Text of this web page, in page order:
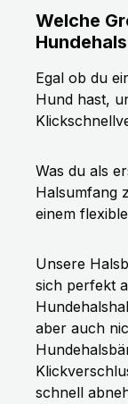
Welche
Egal ob du
Hund hast,
Was du als
Halsumfang
einem
Unsere
sich perfekt
aber auch
schnell